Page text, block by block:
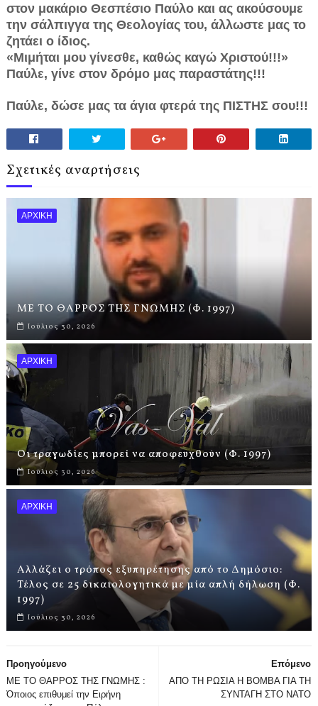
στον μακάριο Θεσπέσιο Παύλο και ας ακούσουμε
την σάλπιγγα της Θεολογίας του, άλλωστε μας το
ζητάει ο ίδιος.
«Μιμήται μου γίνεσθε, καθώς καγώ Χριστού!!!»
Παύλε, γίνε στον δρόμο μας παραστάτης!!!
Παύλε, δώσε μας τα άγια φτερά της ΠΙΣΤΗΣ σου!!!
Σχετικές αναρτήσεις
ΑΡΧΙΚΗ
ΜΕ ΤΟ ΘΑΡΡΟΣ ΤΗΣ ΓΝΩΜΗΣ (Φ. 1997)
Ιούλιος 30, 2026
ΑΡΧΙΚΗ
Οι τραγωδίες μπορεί να αποφευχθούν (Φ. 1997)
Ιούλιος 30, 2026
ΑΡΧΙΚΗ
Αλλάζει ο τρόπος εξυπηρέτησης από το Δημόσιο:
Τέλος σε 25 δικαιολογητικά με μία απλή δήλωση (Φ.
1997)
Ιούλιος 30, 2026
Επόμενο
ΑΠΟ ΤΗ ΡΩΣΙΑ Η ΒΟΜΒΑ ΓΙΑ ΤΗ
ΣΥΝΤΑΓΗ ΣΤΟ ΝΑΤΟ
Προηγούμενο
ΜΕ ΤΟ ΘΑΡΡΟΣ ΤΗΣ ΓΝΩΜΗΣ :
Όποιος επιθυμεί την Ειρήνη